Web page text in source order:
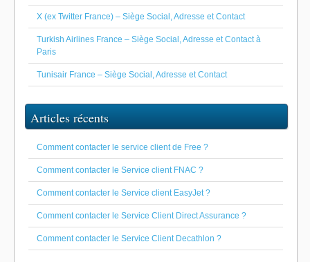
X (ex Twitter France) – Siège Social, Adresse et Contact
Turkish Airlines France – Siège Social, Adresse et Contact à
Paris
Tunisair France – Siège Social, Adresse et Contact
Articles récents
Comment contacter le service client de Free ?
Comment contacter le Service client FNAC ?
Comment contacter le Service client EasyJet ?
Comment contacter le Service Client Direct Assurance ?
Comment contacter le Service Client Decathlon ?